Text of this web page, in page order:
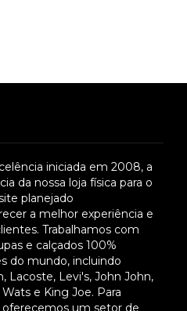
iniciada em 2008, a
da nossa loja física para o
planejado
a melhor experiência e
Trabalhamos com
e calçados 100%
do mundo, incluindo
Lacoste, Levi's, John John,
e King Joe. Para
um setor de